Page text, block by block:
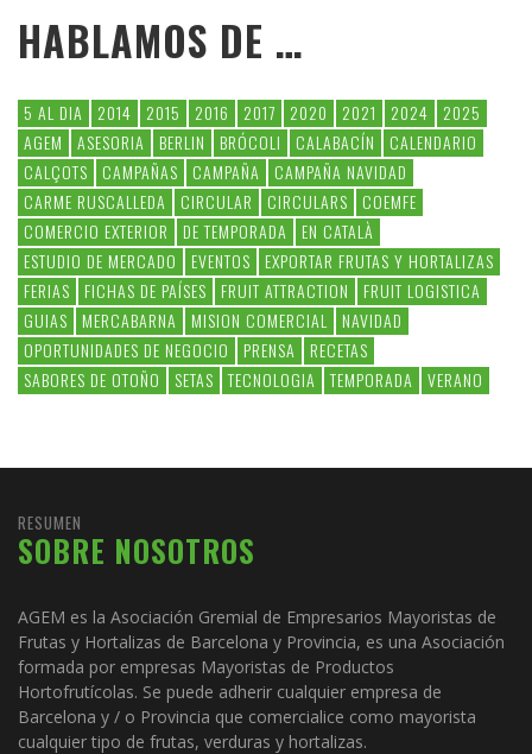
HABLAMOS DE …
5 AL DIA 2014 2015 2016 2017 2020 2021 2024
2025
AGEM
ASESORIA BERLIN BRÓCOLI CALABACÍN
CALENDARIO
CALÇOTS
CAMPAÑAS CAMPAÑA
CAMPAÑA NAVIDAD
CARME RUSCALLEDA
CIRCULAR CIRCULARS
COEMFE
COMERCIO EXTERIOR
DE TEMPORADA
EN CATALÀ
ESTUDIO DE MERCADO
EVENTOS
EXPORTAR FRUTAS Y HORTALIZAS
FERIAS
FICHAS DE PAÍSES FRUIT ATTRACTION
FRUIT LOGISTICA
GUIAS
MERCABARNA MISION COMERCIAL
NAVIDAD
OPORTUNIDADES DE NEGOCIO
PRENSA
RECETAS
SABORES DE OTOÑO
SETAS TECNOLOGIA TEMPORADA VERANO
RESUMEN
SOBRE NOSOTROS
AGEM es la Asociación Gremial de Empresarios Mayoristas de
Frutas y Hortalizas de Barcelona y Provincia, es una Asociación
formada por empresas Mayoristas de Productos
Hortofrutícolas. Se puede adherir cualquier empresa de
Barcelona y / o Provincia que comercialice como mayorista
cualquier tipo de frutas, verduras y hortalizas.